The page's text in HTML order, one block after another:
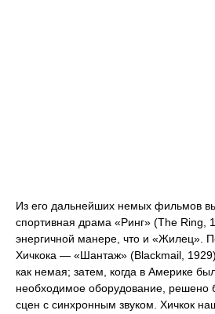
Из его дальнейших немых фильмов
спортивная драма «Ринг» (The Ring,
энергичной манере, что и «Жилец».
Хичкока — «Шантаж» (Blackmail,
как немая; затем, когда в Америке
необходимое оборудование, решено
сцен с синхронным звуком. Хичкок